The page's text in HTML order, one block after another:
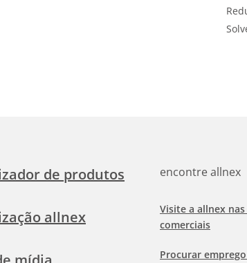
de produtos
allnex
encontre allnex
Visite a allnex
comerciais
Procurar